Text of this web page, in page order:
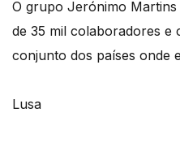
O grupo Jerónimo
de 35 mil colaboradores e
conjunto dos países onde
Lusa